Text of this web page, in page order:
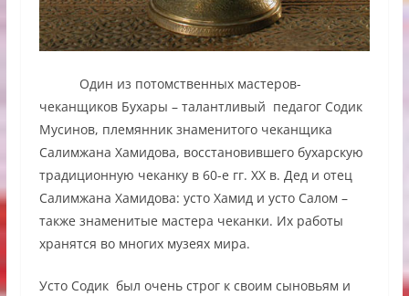
Один из потомственных мастеров-
чеканщиков Бухары – талантливый педагог Содик
Мусинов, племянник знаменитого чеканщика
Салимжана Хамидова, восстановившего бухарскую
традиционную чеканку в 60-е гг. XX в. Дед и отец
Салимжана Хамидова: усто Хамид и усто Салом –
также знаменитые мастера чеканки. Их работы
хранятся во многих музеях мира.
Усто Содик был очень строг к своим сыновьям и